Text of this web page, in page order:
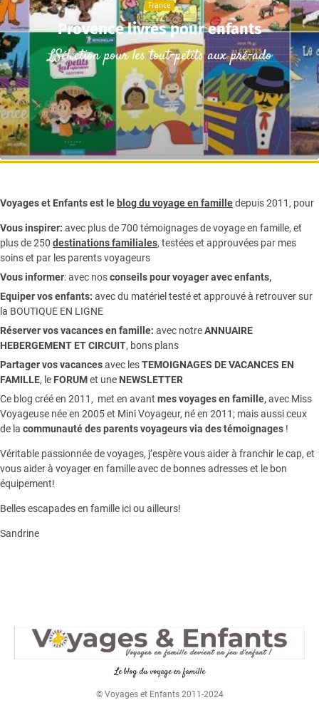
France
Provence livres pour enfants
LSélection pour les tout-petits aux pré-ado
Voyages et Enfants est leblog du voyage en familledepuis 2011, pour
Vous inspirer: avec plus de 700 témoignages devoyage en famille, et
plus de 250 destinations familiales, testées et approuvées par mes
soins et par les parents voyageurs
Vous informer:avec nosconseils pour voyager avec enfants,
Equiper vos enfants: avec du matériel testé et approuvé à retrouver sur
la BOUTIQUE EN LIGNE
Réserver vos vacances en famille: avec notreANNUAIRE
HEBERGEMENT ET CIRCUIT, bons plans
Partager vos vacancesavec lesTEMOIGNAGES DE VACANCES EN
FAMILLE, le FORUMet une NEWSLETTER
Ce blog créé en 2011, met en avant mes voyages en famille,avec Miss
Voyageuse née en 2005 et Mini Voyageur, né en 2011; mais aussi ceux
de la communauté des parents voyageurs via des témoignages !
Véritable passionnée de voyages, j’espère vous aider à franchir le cap, et
vous aider à voyager en famille avec de bonnes adresses et le bon
équipement!
Belles escapades en famille ici ou ailleurs!
Sandrine
Le blog du voyage en famille
© Voyages et Enfants 2011-2024